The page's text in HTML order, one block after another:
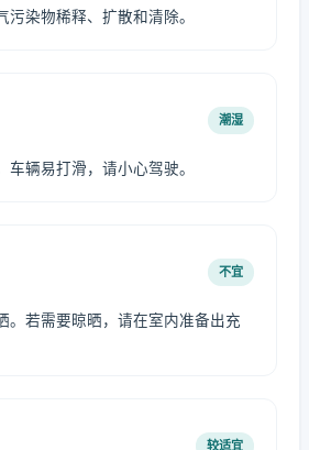
污染物稀释、扩散和清除。
潮湿
车辆易打滑，请小心驾驶。
不宜
。若需要晾晒，请在室内准备出充
较适宜